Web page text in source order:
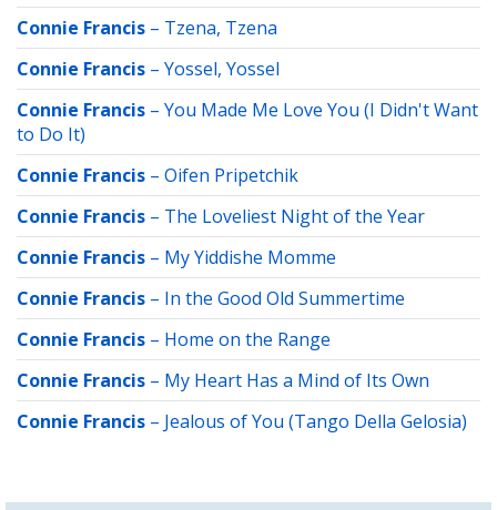
Connie Francis – Tzena, Tzena
Connie Francis – Yossel, Yossel
Connie Francis – You Made Me Love You (I Didn't Want
to Do It)
Connie Francis – Oifen Pripetchik
Connie Francis – The Loveliest Night of the Year
Connie Francis – My Yiddishe Momme
Connie Francis – In the Good Old Summertime
Connie Francis – Home on the Range
Connie Francis – My Heart Has a Mind of Its Own
Connie Francis – Jealous of You (Tango Della Gelosia)